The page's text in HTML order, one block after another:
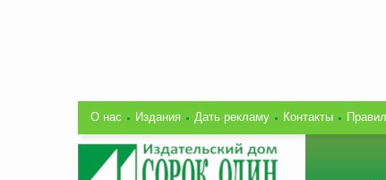
О нас Издания Дать рекламу Контакты